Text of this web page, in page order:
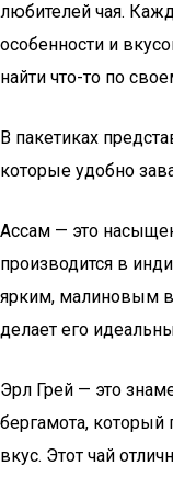
любителей чая.
особенности и
найти что-то по
В пакетиках
которые удобно
Ассам — это
производится в
ярким, малиновым
делает его
Эрл Грей — это
бергамота,
вкус. Этот чай